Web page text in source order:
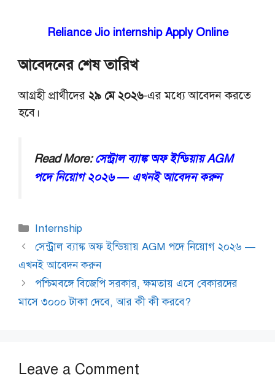
Reliance Jio internship Apply Online
আবেদনের শেষ তারিখ
আগ্রহী প্রার্থীদের ২৯ মে ২০২৬-এর মধ্যে আবেদন করতে
হবে।
Read More:সেন্ট্রাল ব্যাঙ্ক অফ ইন্ডিয়ায় AGM
পদে নিয়োগ ২০২৬ — এখনই আবেদন করুন
Categories
Internship
সেন্ট্রাল ব্যাঙ্ক অফ ইন্ডিয়ায় AGM পদে নিয়োগ ২০২৬ —
এখনই আবেদন করুন
পশ্চিমবঙ্গে বিজেপি সরকার, ক্ষমতায় এসে বেকারদের
মাসে ৩০০০ টাকা দেবে, আর কী কী করবে?
Leave a Comment